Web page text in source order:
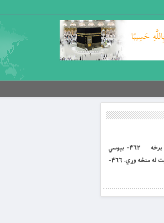
بِسْمِ اللَّهِ الرَّحْمَنِ الرَّحِيمِ غررالحکم د باب العلم؛ علي کرم الله وجهه د لنډغونډلو زرینو ویناوو پوهنغونډ پرله پسې ۸ مه برخه ۴۶۲- بېوسي
څرګندول، تباهي ده. ۴۶۳-جنت، د حکم منوونکي بنده بدله ده. ۴۶۴-ژبه، پر خپل خاوند سرغړانده ده. ۴۶۵-بد، د خپل خاوند پت له منځه وړي. ۴۶۶-